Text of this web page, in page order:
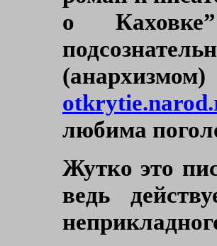
о
любима
Жутко это
ведь